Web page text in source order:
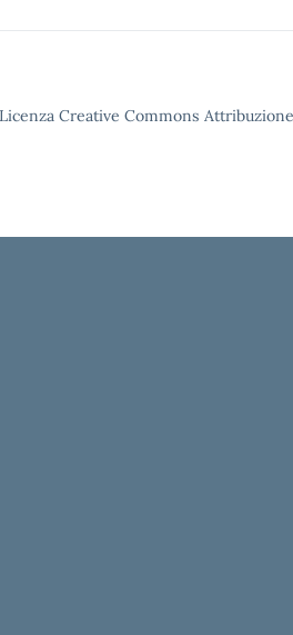
Creative Commons